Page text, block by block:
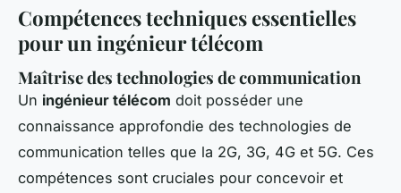
Compétences techniques essentielles
pour un ingénieur télécom
Maîtrise des technologies de communication
Un ingénieur télécom doit posséder une
connaissance approfondie des technologies de
communication telles que la 2G, 3G, 4G et 5G. Ces
compétences sont cruciales pour concevoir et